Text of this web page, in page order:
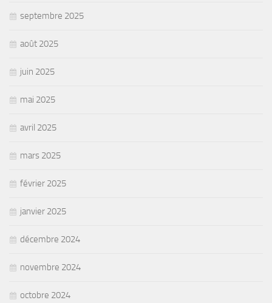
septembre 2025
août 2025
juin 2025
mai 2025
avril 2025
mars 2025
février 2025
janvier 2025
décembre 2024
novembre 2024
octobre 2024